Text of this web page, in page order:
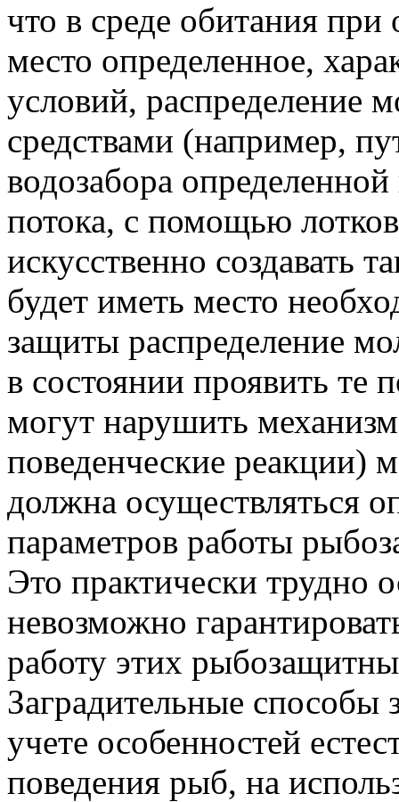
что в среде обитания
место определенное,
условий,
средствами (например,
водозабора
потока, с помощью
искусственно создавать
будет иметь место
защиты распределение
в состоянии проявить те
могут нарушить
поведенческие pеакции)
должна осуществляться
параметров работы
Это практически трудно
невозможно
работу этих
Заградительные
учете особенностей
поведения рыб, на